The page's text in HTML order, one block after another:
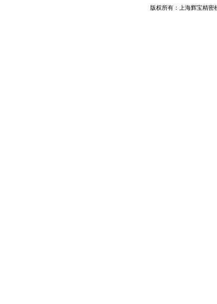
版权所有：上海辉宝精密